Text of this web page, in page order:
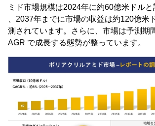
ミド市場規模は2024年に約60億米ドルと
、2037年までに市場の収益は約120億米
測されています。さらに、市場は予測期
AGR で成長する態勢が整っています。